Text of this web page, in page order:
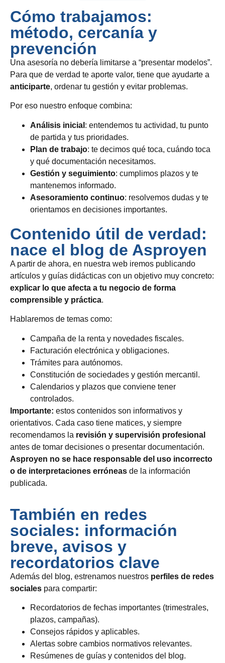
Cómo trabajamos:
método, cercanía y
prevención
Una asesoría no debería limitarse a “presentar modelos”.
Para que de verdad te aporte valor, tiene que ayudarte a
anticiparte, ordenar tu gestión y evitar problemas.
Por eso nuestro enfoque combina:
Análisis inicial : entendemos tu actividad, tu punto
de partida y tus prioridades.
Plan de trabajo: te decimos qué toca, cuándo toca
y qué documentación necesitamos.
Gestión y seguimiento: cumplimos plazos y te
mantenemos informado.
Asesoramiento continuo: resolvemos dudas y te
orientamos en decisiones importantes.
Contenido útil de verdad:
nace el blog de Asproyen
A partir de ahora, en nuestra web iremos publicando
artículos y guías didácticas con un objetivo muy concreto:
explicar lo que afecta a tu negocio de forma
comprensible y práctica.
Hablaremos de temas como:
Campaña de la renta y novedades fiscales.
Facturación electrónica y obligaciones.
Trámites para autónomos.
Constitución de sociedades y gestión mercantil.
Calendarios y plazos que conviene tener
controlados.
Importante: estos contenidos son informativos y
orientativos. Cada caso tiene matices, y siempre
recomendamos la revisión y supervisión profesional
antes de tomar decisiones o presentar documentación.
Asproyen no se hace responsable del uso incorrecto
o de interpretaciones erróneas de la información
publicada.
También en redes
sociales: información
breve, avisos y
recordatorios clave
Además del blog, estrenamos nuestros perfiles de redes
sociales para compartir:
Recordatorios de fechas importantes (trimestrales,
plazos, campañas).
Consejos rápidos y aplicables.
Alertas sobre cambios normativos relevantes.
Resúmenes de guías y contenidos del blog.